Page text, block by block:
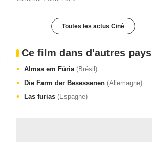
Toutes les actus Ciné
Ce film dans d'autres pays
Almas em Fúria (Brésil)
Die Farm der Besessenen (Allemagne)
Las furias (Espagne)